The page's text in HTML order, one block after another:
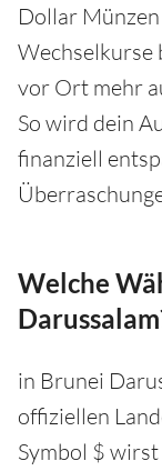
Dollar
Wechselkurse
vor Ort mehr
So wird dein
finanziell
Welche
in Brunei
offiziellen
Symbol $